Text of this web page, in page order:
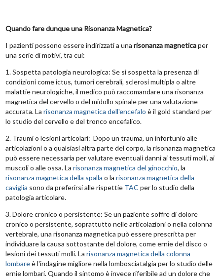
Quando fare dunque una Risonanza Magnetica?
I pazienti possono essere indirizzati a una risonanza magneticaper
una serie di motivi, tra cui:
1. Sospetta patologia neurologica: Se si sospetta la presenza di
condizioni come ictus, tumori cerebrali, sclerosi multipla o altre
malattie neurologiche, il medico può raccomandare una risonanza
magnetica del cervello o del midollo spinale per una valutazione
accurata. La risonanza magnetica dell'encefalo è il gold standard per
lo studio del cervello e del tronco encefalico.
2. Traumi o lesioni articolari: Dopo un trauma, un infortunio alle
articolazioni o a qualsiasi altra parte del corpo, la risonanza magnetica
può essere necessaria per valutare eventuali danni ai tessuti molli, ai
muscoli o alle ossa. La risonanza magnetica del ginocchio, la
risonanza magnetica della spalla o la risonanza magnetica della
caviglia sono da preferirsi alle rispettie TAC per lo studio della
patologia articolare.
3. Dolore cronico o persistente: Se un paziente soffre di dolore
cronico o persistente, soprattutto nelle articolazioni o nella colonna
vertebrale, una risonanza magnetica può essere prescritta per
individuare la causa sottostante del dolore, come ernie del disco o
lesioni dei tessuti molli. La risonanza magnetica della colonna
lombareè l'indagine migliore nella lombosciatalgia per lo studio delle
ernie lombari. Quando il sintomo è invece riferibile ad un dolore che